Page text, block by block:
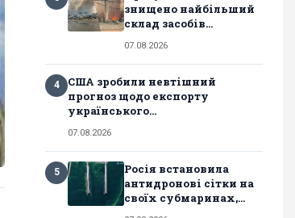
знищено найбільший
склад засобів...
07.08.2026
4
США зробили невтішний
прогноз щодо експорту
українського...
07.08.2026
5
Росія встановила
антидронові сітки на
своїх субмаринах,...